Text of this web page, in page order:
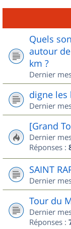
Quels
autour
km ?
Dernier
digne les
Dernier
[Grand
Dernier
Réponses :
SAINT
Dernier
Tour du
Dernier
Réponses :